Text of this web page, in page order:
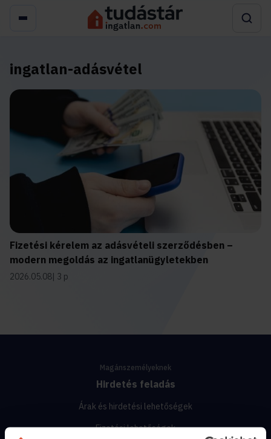
ingatlan-adásvétel
Fizetési kérelem az adásvételi szerződésben –
modern megoldás az ingatlanügyletekben
2026.05.08 3 p
Magánszemélyeknek
Hirdetés feladás
Árak és hirdetési lehetőségek
Fizetési lehetőségek